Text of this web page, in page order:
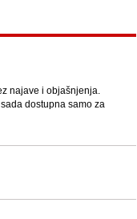
najave i objašnjenja.
dostupna samo za